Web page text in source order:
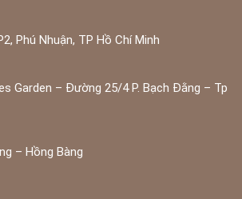
Phú Nhuận, TP Hồ Chí Minh
Garden – Đường 25/4 P. Bạch Đằng – Tp
– Hồng Bàng